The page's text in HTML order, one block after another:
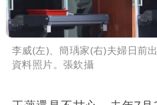
李威(左)、簡瑀家(右)夫婦日前
資料照片。張欽攝